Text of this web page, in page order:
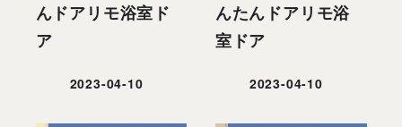
んドアリモ浴室ド
ア
投稿日
2023-04-10
んたんドアリモ浴
室ドア
投稿日
2023-04-10